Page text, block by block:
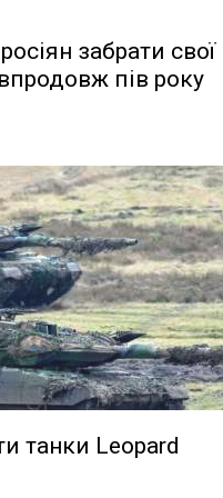
забрати свої
пів року
танки Leopard